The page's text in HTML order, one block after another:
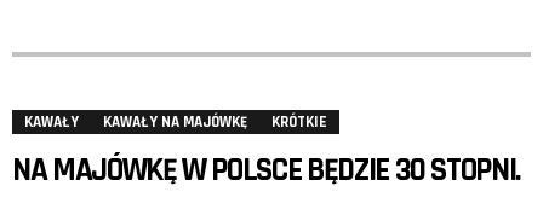
KAWAŁY KAWAŁY NA MAJÓWKĘ KRÓTKIE
NA MAJÓWKĘ W POLSCE BĘDZIE 30 STOPNI.